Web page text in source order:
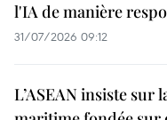
l'IA de manière
31/07/2026 09:12
L’ASEAN insiste sur